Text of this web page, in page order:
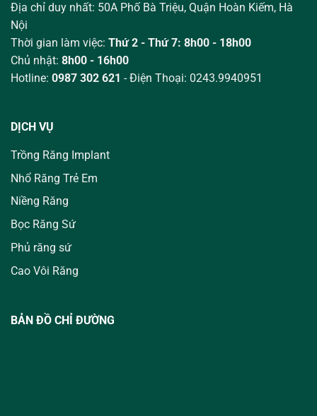
Địa chỉ duy nhất: 50A Phố Bà Triệu, Quận Hoàn Kiếm, Hà
Nội
Thời gian làm việc: Thứ 2 - Thứ 7: 8h00 - 18h00
Chủ nhật: 8h00 - 16h00
Hotline: 0987 302 621 - Điện Thoại: 0243.9940951
DỊCH VỤ
Trồng Răng Implant
Nhổ Răng Trẻ Em
Niềng Răng
Bọc Răng Sứ
Phủ răng sứ
Cao Vôi Răng
BẢN ĐỒ CHỈ ĐƯỜNG